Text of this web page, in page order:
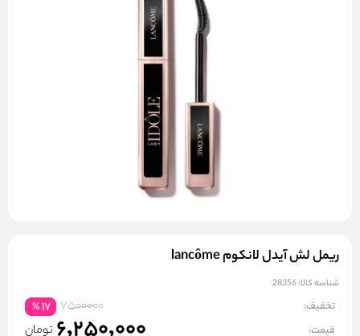
ریمل لش آیدل لانکوم lancôme
شناسه کالا:28356
تخفیف: 7500000
17
%
قیمت: تومان